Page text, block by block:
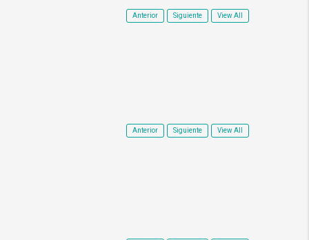
Anterior Siguiente View All
Anterior Siguiente View All